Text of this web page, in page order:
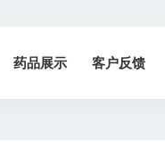
药品展示 客户反馈